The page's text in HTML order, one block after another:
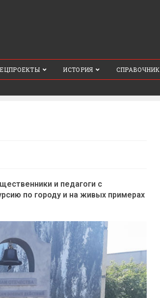
ИСТОРИЯ СПРАВОЧНИК
и педагоги с
по городу и на живых примерах